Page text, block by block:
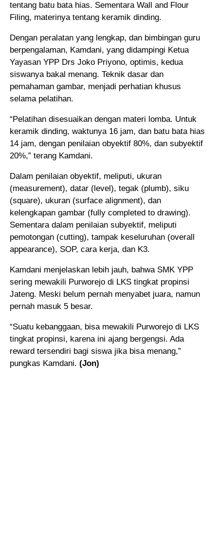
tentang batu bata hias. Sementara Wall and Flour
Filing, materinya tentang keramik dinding.
Dengan peralatan yang lengkap, dan bimbingan guru
berpengalaman, Kamdani, yang didampingi Ketua
Yayasan YPP Drs Joko Priyono, optimis, kedua
siswanya bakal menang. Teknik dasar dan
pemahaman gambar, menjadi perhatian khusus
selama pelatihan.
“Pelatihan disesuaikan dengan materi lomba. Untuk
keramik dinding, waktunya 16 jam, dan batu bata hias
14 jam, dengan penilaian obyektif 80%, dan subyektif
20%,” terang Kamdani.
Dalam penilaian obyektif, meliputi, ukuran
(measurement), datar (level), tegak (plumb), siku
(square), ukuran (surface alignment), dan
kelengkapan gambar (fully completed to drawing).
Sementara dalam penilaian subyektif, meliputi
pemotongan (cutting), tampak keseluruhan (overall
appearance), SOP, cara kerja, dan K3.
Kamdani menjelaskan lebih jauh, bahwa SMK YPP
sering mewakili Purworejo di LKS tingkat propinsi
Jateng. Meski belum pernah menyabet juara, namun
pernah masuk 5 besar.
“Suatu kebanggaan, bisa mewakili Purworejo di LKS
tingkat propinsi, karena ini ajang bergengsi. Ada
reward tersendiri bagi siswa jika bisa menang,”
pungkas Kamdani. (Jon)